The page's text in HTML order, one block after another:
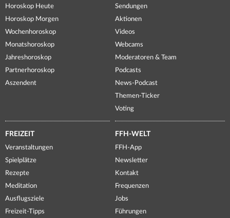
Horoskop Heute
Horoskop Morgen
Wochenhoroskop
Monatshoroskop
Jahreshoroskop
Partnerhoroskop
Aszendent
Sendungen
Aktionen
Videos
Webcams
Moderatoren & Team
Podcasts
News-Podcast
Themen-Ticker
Voting
FREIZEIT
Veranstaltungen
Spielplätze
Rezepte
Meditation
Ausflugsziele
Freizeit-Tipps
FFH-WELT
FFH-App
Newsletter
Kontakt
Frequenzen
Jobs
Führungen